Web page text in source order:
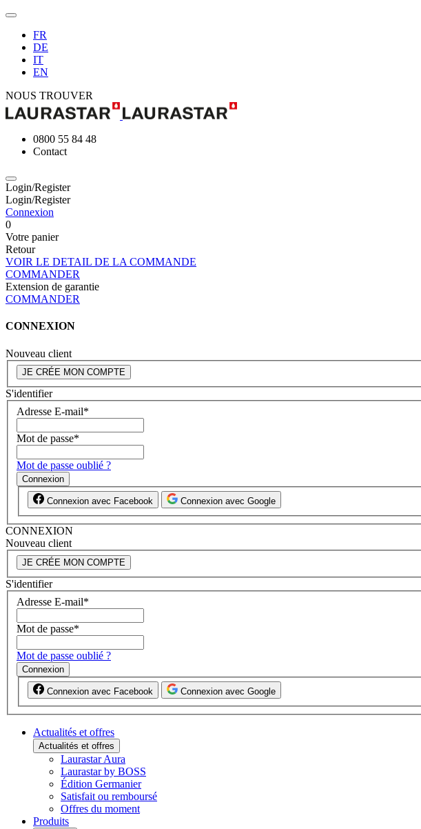
FR
DE
IT
EN
NOUS TROUVER
0800 55 84 48
Contact
Login/Register
Login/Register
Connexion
0
Votre panier
Retour
VOIR LE DETAIL DE LA COMMANDE
COMMANDER
Extension de garantie
COMMANDER
CONNEXION
Nouveau client
JE CRÉE MON COMPTE
S'identifier
Adresse E-mail*
Mot de passe*
Mot de passe oublié ?
Connexion
Connexion avec Facebook Connexion avec Google
CONNEXION
Nouveau client
JE CRÉE MON COMPTE
S'identifier
Adresse E-mail*
Mot de passe*
Mot de passe oublié ?
Connexion
Connexion avec Facebook Connexion avec Google
Actualités et offres
Actualités et offres
Laurastar Aura
Laurastar by BOSS
Édition Germanier
Satisfait ou remboursé
Offres du moment
Produits